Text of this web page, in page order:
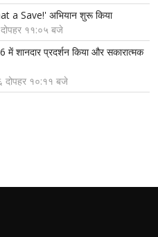
a Save!' अभियान शुरू किया
११:०५ बजे
शानदार प्रदर्शन किया और सकारात्मक
दोपहर १०:११ बजे